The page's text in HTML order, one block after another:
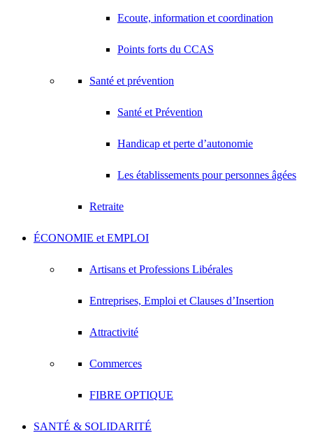
Ecoute, information et coordination
Points forts du CCAS
Santé et prévention
Santé et Prévention
Handicap et perte d’autonomie
Les établissements pour personnes âgées
Retraite
ÉCONOMIE et EMPLOI
Artisans et Professions Libérales
Entreprises, Emploi et Clauses d’Insertion
Attractivité
Commerces
FIBRE OPTIQUE
SANTÉ & SOLIDARITÉ